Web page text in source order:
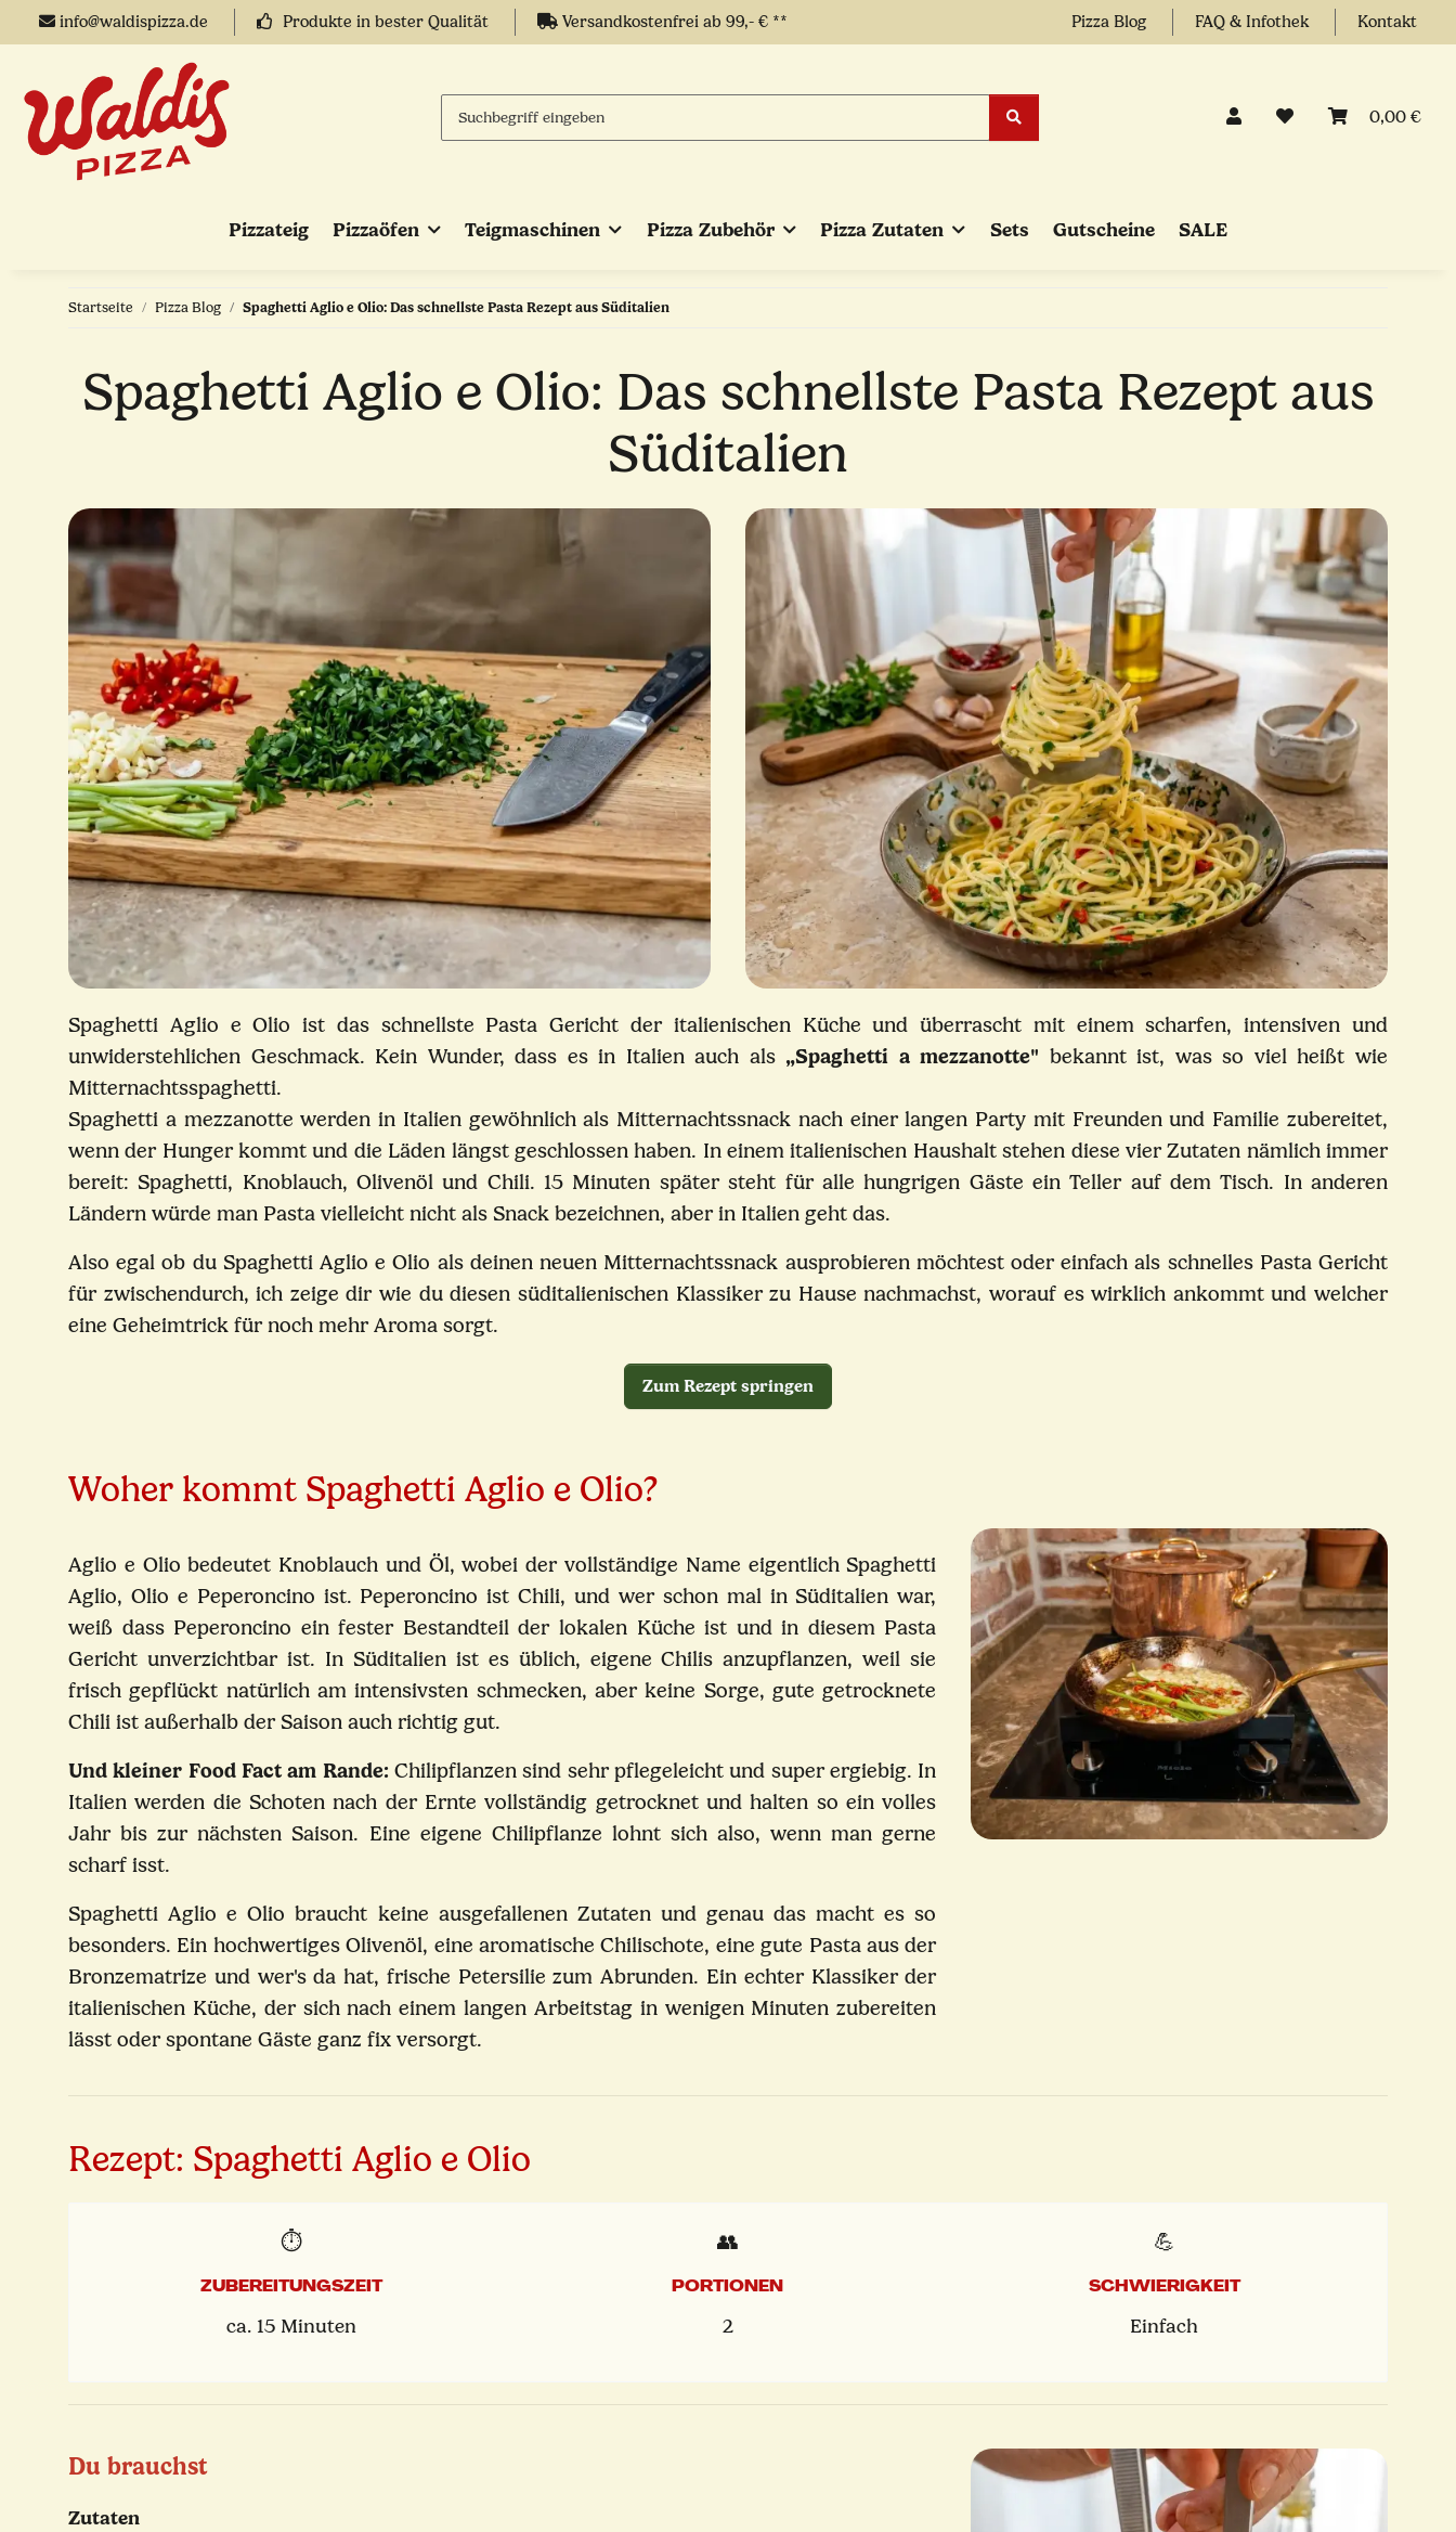
info@waldispizza.de Produkte in bester Qualität Versandkostenfrei ab 99,- € ** Pizza Blog FAQ & Infothek Kontakt
0,00 €
Pizzateig Pizzaöfen Teigmaschinen Pizza Zubehör Pizza Zutaten Sets Gutscheine SALE
Startseite Pizza Blog Spaghetti Aglio e Olio: Das schnellste Pasta Rezept aus Süditalien
Spaghetti Aglio e Olio: Das schnellste Pasta Rezept aus
Süditalien
Spaghetti Aglio e Olio ist das schnellste Pasta Gericht der italienischen Küche und überrascht mit einem scharfen, intensiven und
unwiderstehlichen Geschmack. Kein Wunder, dass es in Italien auch als „Spaghetti a mezzanotte" bekannt ist, was so viel heißt wie
Mitternachtsspaghetti.
Spaghetti a mezzanotte werden in Italien gewöhnlich als Mitternachtssnack nach einer langen Party mit Freunden und Familie zubereitet,
wenn der Hunger kommt und die Läden längst geschlossen haben. In einem italienischen Haushalt stehen diese vier Zutaten nämlich immer
bereit: Spaghetti, Knoblauch, Olivenöl und Chili. 15 Minuten später steht für alle hungrigen Gäste ein Teller auf dem Tisch. In anderen
Ländern würde man Pasta vielleicht nicht als Snack bezeichnen, aber in Italien geht das.
Also egal ob du Spaghetti Aglio e Olio als deinen neuen Mitternachtssnack ausprobieren möchtest oder einfach als schnelles Pasta Gericht
für zwischendurch, ich zeige dir wie du diesen süditalienischen Klassiker zu Hause nachmachst, worauf es wirklich ankommt und welcher
eine Geheimtrick für noch mehr Aroma sorgt.
Zum Rezept springen
Woher kommt Spaghetti Aglio e Olio?
Aglio e Olio bedeutet Knoblauch und Öl, wobei der vollständige Name eigentlich Spaghetti
Aglio, Olio e Peperoncino ist. Peperoncino ist Chili, und wer schon mal in Süditalien war,
weiß dass Peperoncino ein fester Bestandteil der lokalen Küche ist und in diesem Pasta
Gericht unverzichtbar ist. In Süditalien ist es üblich, eigene Chilis anzupflanzen, weil sie
frisch gepflückt natürlich am intensivsten schmecken, aber keine Sorge, gute getrocknete
Chili ist außerhalb der Saison auch richtig gut.
Und kleiner Food Fact am Rande: Chilipflanzen sind sehr pflegeleicht und super ergiebig. In
Italien werden die Schoten nach der Ernte vollständig getrocknet und halten so ein volles
Jahr bis zur nächsten Saison. Eine eigene Chilipflanze lohnt sich also, wenn man gerne
scharf isst.
Spaghetti Aglio e Olio braucht keine ausgefallenen Zutaten und genau das macht es so
besonders. Ein hochwertiges Olivenöl, eine aromatische Chilischote, eine gute Pasta aus der
Bronzematrize und wer's da hat, frische Petersilie zum Abrunden. Ein echter Klassiker der
italienischen Küche, der sich nach einem langen Arbeitstag in wenigen Minuten zubereiten
lässt oder spontane Gäste ganz fix versorgt.
Rezept: Spaghetti Aglio e Olio
⏱️
ZUBEREITUNGSZEIT
ca. 15 Minuten
👥
PORTIONEN
2
💪
SCHWIERIGKEIT
Einfach
Du brauchst
Zutaten